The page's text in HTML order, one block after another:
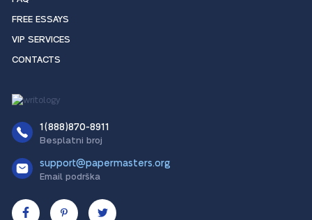
FREE ESSAYS
VIP SERVICES
CONTACTS
1(888)870-8911
Besplatni broj
support@papermasters.org
Email podrška